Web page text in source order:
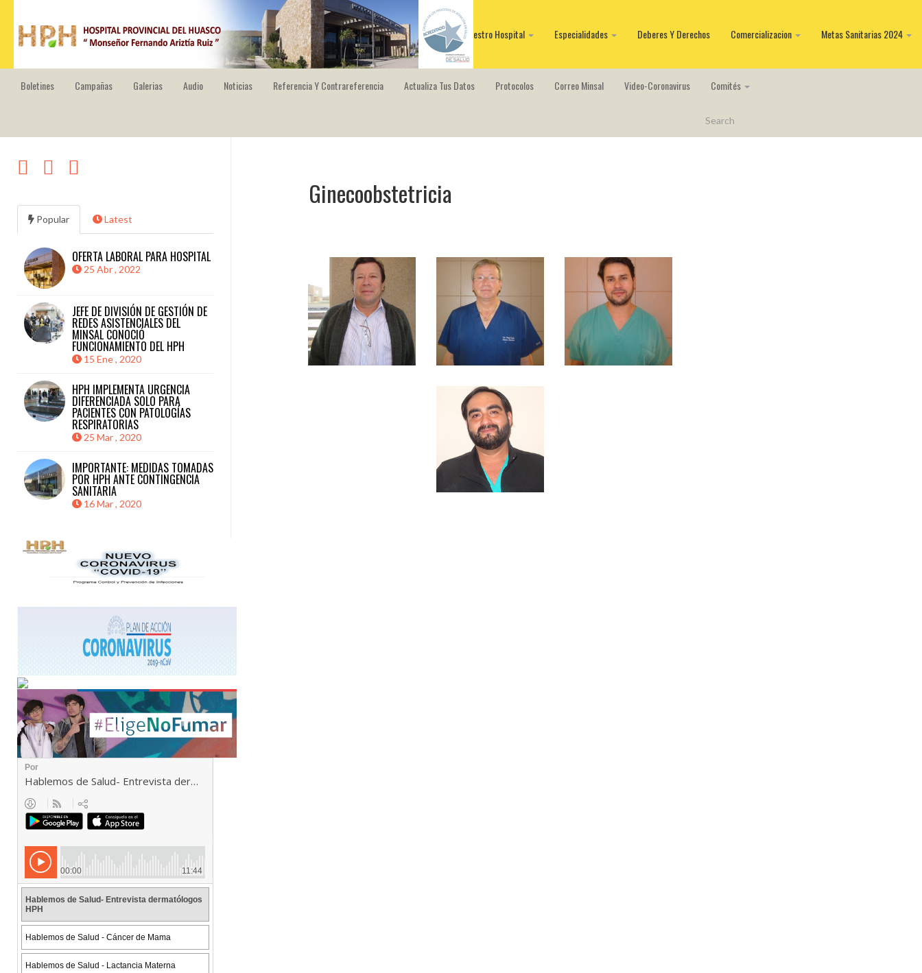
HOSPITAL PROVINCIAL DEL HUASCO Nuestro Hospital Especialidades Deberes Y Derechos Comercializacion Metas Sanitarias 2024
Boletines Campañas Galerias Audio Noticias Referencia Y Contrareferencia Actualiza Tus Datos Protocolos Correo Minsal Video-Coronavirus Comités
Ginecoobstetricia
Popular Latest
OFERTA LABORAL PARA HOSPITAL
25 Abr , 2022
JEFE DE DIVISIÓN DE GESTIÓN DE
REDES ASISTENCIALES DEL
MINSAL CONOCIÓ
FUNCIONAMIENTO DEL HPH
15 Ene , 2020
HPH IMPLEMENTA URGENCIA
DIFERENCIADA SOLO PARA
PACIENTES CON PATOLOGÍAS
RESPIRATORIAS
25 Mar , 2020
IMPORTANTE: MEDIDAS TOMADAS
POR HPH ANTE CONTINGENCIA
SANITARIA
16 Mar , 2020